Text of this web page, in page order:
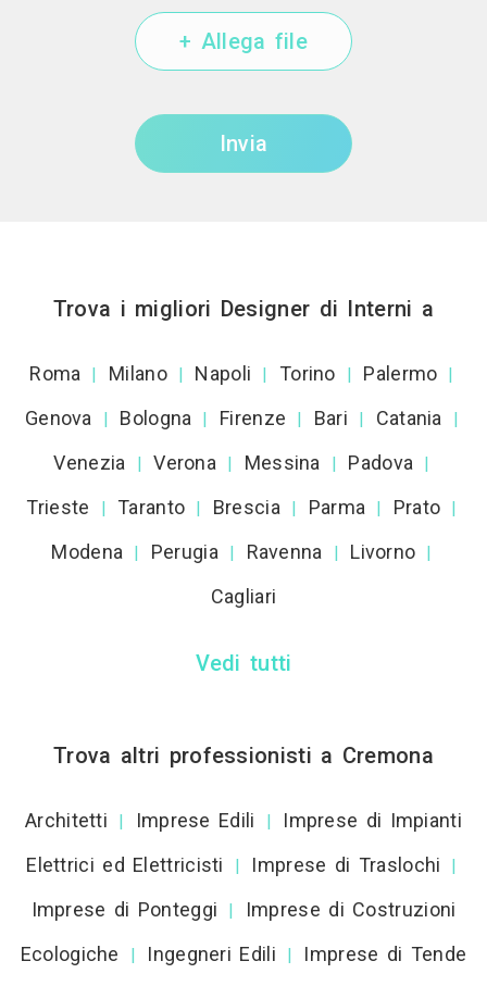
+ Allega file
Invia
Trova i migliori Designer di Interni a
Roma | Milano | Napoli | Torino | Palermo |
Genova | Bologna | Firenze | Bari | Catania |
Venezia | Verona | Messina | Padova |
Trieste | Taranto | Brescia | Parma | Prato |
Modena | Perugia | Ravenna | Livorno |
Cagliari
Vedi tutti
Trova altri professionisti a Cremona
Architetti | Imprese Edili |
Imprese di Impianti
Elettrici ed Elettricisti
| Imprese di Traslochi |
Imprese di Ponteggi |
Imprese di Costruzioni
Ecologiche
| Ingegneri Edili |
Imprese di Tende